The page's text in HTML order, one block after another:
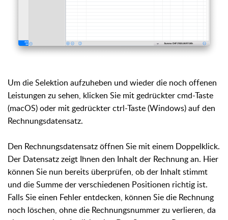
Um die Selektion aufzuheben und wieder die noch offenen
Leistungen zu sehen, klicken Sie mit gedrückter cmd-Taste
(macOS) oder mit gedrückter ctrl-Taste (Windows) auf den
Rechnungsdatensatz.
Den Rechnungsdatensatz öffnen Sie mit einem Doppelklick.
Der Datensatz zeigt Ihnen den Inhalt der Rechnung an. Hier
können Sie nun bereits überprüfen, ob der Inhalt stimmt
und die Summe der verschiedenen Positionen richtig ist.
Falls Sie einen Fehler entdecken, können Sie die Rechnung
noch löschen, ohne die Rechnungsnummer zu verlieren, da